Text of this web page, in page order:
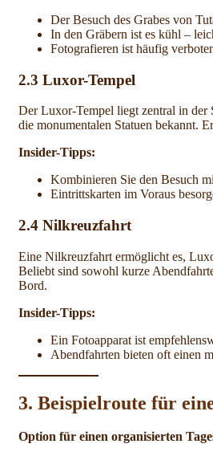
Der Besuch des Grabes von
In den Gräbern ist es kühl –
Fotografieren ist häufig
2.3 Luxor-Tempel
Der Luxor-Tempel liegt zentral in der
die monumentalen Statuen bekannt.
Insider-Tipps:
Kombinieren Sie den Besuch
Eintrittskarten im Voraus
2.4 Nilkreuzfahrt
Eine Nilkreuzfahrt ermöglicht es,
Beliebt sind sowohl kurze
Bord.
Insider-Tipps:
Ein Fotoapparat ist
Abendfahrten bieten oft einen
3. Beispielroute für
Option für einen organisierten